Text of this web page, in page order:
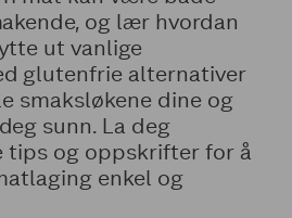
og lær hvordan
ut vanlige
glutenfrie alternativer
smaksløkene dine og
sunn. La deg
tips og oppskrifter for å
enkel og